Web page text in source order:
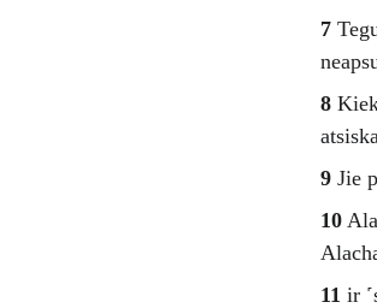
7
8
9 Jie
10
11 ir